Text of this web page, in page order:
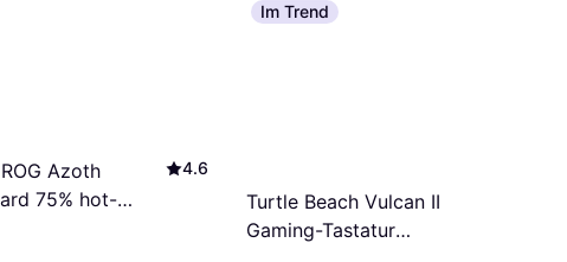
Azoth
75% hot-
4.6
Im Trend
Turtle Beach Vulcan II
Gaming-Tastatur